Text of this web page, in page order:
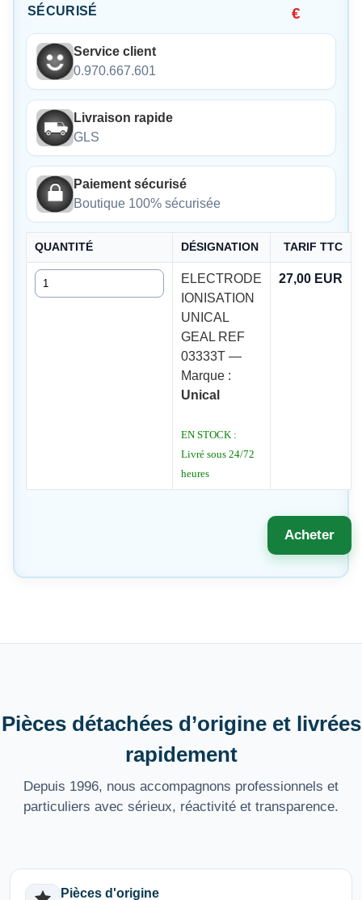
SÉCURISÉ
€
Service client
0.970.667.601
Livraison rapide
GLS
Paiement sécurisé
Boutique 100% sécurisée
QUANTITÉ DÉSIGNATION TARIF TTC
Quantité
ELECTRODE
IONISATION
UNICAL
GEAL REF
03333T —
Marque :
Unical
EN STOCK :
Livré sous 24/72
heures
27,00 EUR
Acheter
Pièces détachées d’origine et livrées
rapidement
Depuis 1996, nous accompagnons professionnels et
particuliers avec sérieux, réactivité et transparence.
Pièces d'origine